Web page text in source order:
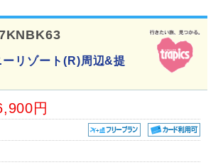
リゾート(R)周辺&提
円